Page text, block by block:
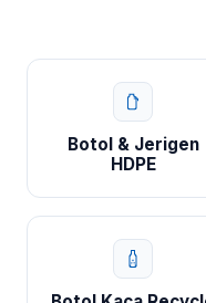
Botol & Jerigen
HDPE